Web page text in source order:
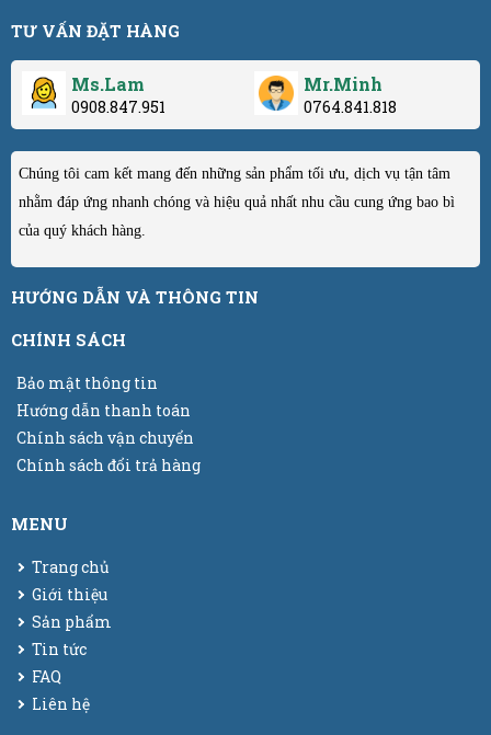
TƯ VẤN ĐẶT HÀNG
Ms.Lam
0908.847.951
Mr.Minh
0764.841.818
Chúng tôi cam kết mang đến những sản phẩm tối ưu, dịch vụ tận tâm
nhằm đáp ứng nhanh chóng và hiệu quả nhất nhu cầu cung ứng bao bì
của quý khách hàng.
HƯỚNG DẪN VÀ THÔNG TIN
CHÍNH SÁCH
Bảo mật thông tin
Hướng dẫn thanh toán
Chính sách vận chuyển
Chính sách đổi trả hàng
MENU
Trang chủ
Giới thiệu
Sản phẩm
Tin tức
FAQ
Liên hệ